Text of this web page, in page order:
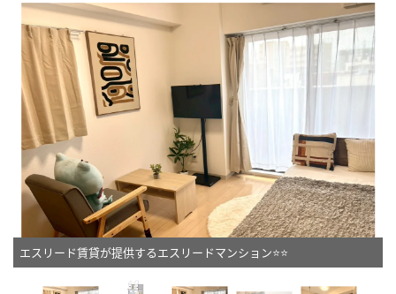
エスリード賃貸が提供するエスリードマンション⭐⭐